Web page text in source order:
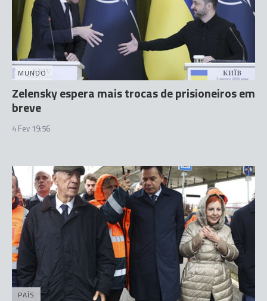
MUNDO
Zelensky espera mais trocas de prisioneiros em
breve
4 Fev 19:56
PAÍS